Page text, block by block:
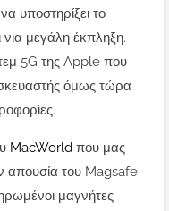
υποστηρίξει το
νια μεγάλη έκπληξη.
5G της Apple που
όμως τώρα
MacWorld που μας
απουσία του Magsafe
μαγνήτες